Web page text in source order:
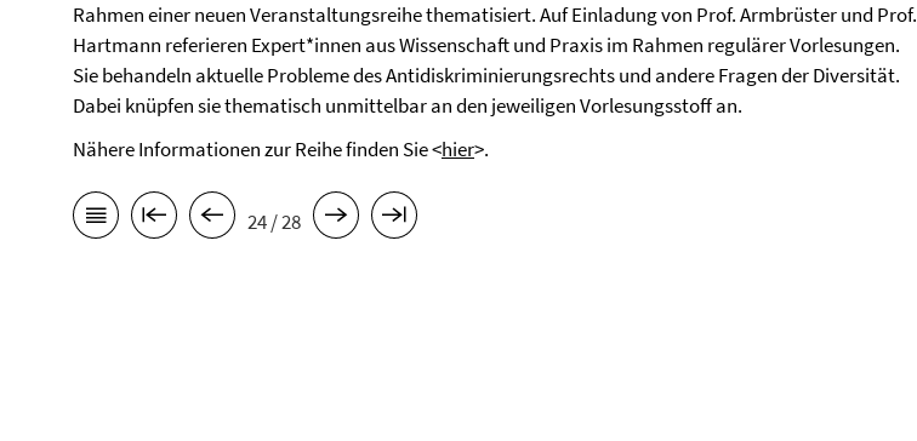
Rahmen einer neuen Veranstaltungsreihe thematisiert. Auf Einladung von Prof. Armbrüster und Prof.
Hartmann referieren Expert*innen aus Wissenschaft und Praxis im Rahmen regulärer Vorlesungen.
Sie behandeln aktuelle Probleme des Antidiskriminierungsrechts und andere Fragen der Diversität.
Dabei knüpfen sie thematisch unmittelbar an den jeweiligen Vorlesungsstoff an.
Nähere Informationen zur Reihe finden Sie <hier>.
24 / 28